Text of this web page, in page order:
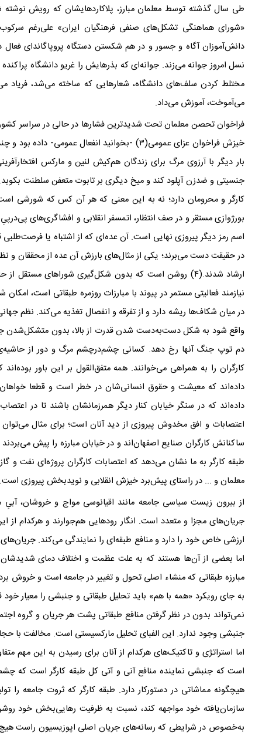
طی سال گذشته توسط معلمان مبارز، پلاکاردهایشان که رویش
«شورای هماهنگی تشکلهای صنفی فرهنگیان ایران» علیرغم
دانشآموزان آگاه و جسور و در هم شکستن دستگاه پروپاگاندای فعال در مدارس داشت.(۲) نهال
نسل امروز جوانه میزند. جوانهای که بذرهایش را غریو دانشگاه
مختلط کردن سلفهای دانشگاه، شعارهایی که ساخته میشد، فریاد
میآموخت، آموزش میداد.
فراخوان تحصن معلمان تحت شدیدترین فشارها در حالی در سراسر
خیزش فراخوان عزای عمومی(۳) -بخوانید انفعال
بار دیگر با آرزوی مرگ برای زندگان هم‌کیش لنین و مارکس
جنسیتی و ضد‌زن آپلود کند و میخ دیگری بر تابوت متعفن سلطنت
کارگر و محرومان دارد؛ نه به این معنی که هر آن کس که شورشی
بورژوازی مستقر و در صف انتظار، اتمسفر انقلابی و افشاگریهای پیدر
اسم رمز دیگر پیروزی نهایی است. آن عدهای که از اشتباه یا فرصتطلبی
در حقیقت دست میبرند؛ یکی از مثالهای بارزش آن عده از محققان و
ارشاد شدند.(۴) روشن است که بدون شکل
گیری شوراهای مستقل از
نیازمند فعالیتی مستمر در پیوند با مبارزات روزمره طبقاتی است، امکان
در میان شکافها ریشه دارد و از تفرقه و انفصال تغذیه میکند. نظم
واقع شود به شکل دست‌به‌دست شدن قدرت از بالا، بدون متشکل‌شدن
دم توپ جنگ آنها رخ دهد. کسانی چشم‌در‌چشم مرگ و دور از حاشیه
کارگران را به همراهی میخوانند. همه متفق‌القول بر این باور بوده
دادهاند که معیشت و حقوق انسانیشان در خطر است و قطعا خواهان
دادهاند که در سنگر خیابان کنار دیگر همرزمانشان باشند تا در
اعتصابات و افق مخدوش پیروزی از دید آنان است؛ برای مثال
ساکنانش کارگران صنایع اصفهاناند و در خیابان مبارزه را پیش می
طبقهکارگر به ما نشان میدهد که اعتصابات کارگران پروژهای نفت و
معلمان و ... در راستای پیشبرد خیزش انقلابی و نویدبخش پیروزی است.
از بیرون زیست سیاسی جامعه مانند اقیانوسی مواج و خروشان، آبیِ
جریانهای مجزا و متعدد است. انگار رودهایی همجوارند و هرکدام از
ارزشی خاص خود را دارد و منافع طبقهای را نمایندگی میکند. جریان
اما بعضی از آنها هستند که به علت عظمت و اختلاف دمای
مبارزهطبقاتی که منشاء اصلی تحول و تغییر در جامعه است و خروش بردگان علیه قل و
به جای رویکرد «همه با هم» باید تحلیل طبقاتی و جنبشی را معیار
نمیتواند بدون در نظر گرفتن منافع طبقاتی پشت هر جریان و گروه
جنبشی وجود ندارد. این الفبای تحلیل مارکسیستی است. مخالفت با
اما استراتژی و تاکتیکهای هرکدام از آنان برای رسیدن به این مهم
است که جنبشی نماینده منافع آنی و آتی کل طبقه کارگر است که
هیچگونه مماشاتی در دستورکار دارد. طبقه کارگر که ثروت جامعه را
سازمانیافتهخود مواجهه کند، نسبت به ظرفیت رهاییبخش خود
به‌خصوص در شرایطی که رسانههای جریان اصلی اپوزیسیون راست هیچ